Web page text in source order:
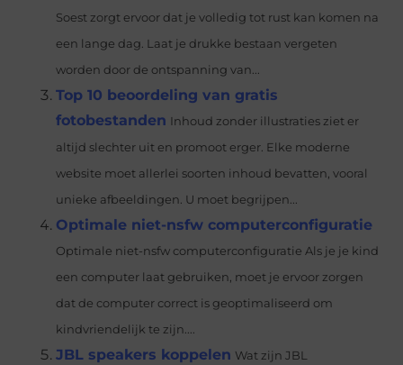
Soest zorgt ervoor dat je volledig tot rust kan komen na
een lange dag. Laat je drukke bestaan vergeten
worden door de ontspanning van...
Top 10 beoordeling van gratis
fotobestanden Inhoud zonder illustraties ziet er
altijd slechter uit en promoot erger. Elke moderne
website moet allerlei soorten inhoud bevatten, vooral
unieke afbeeldingen. U moet begrijpen...
Optimale niet-nsfw computerconfiguratie
Optimale niet-nsfw computerconfiguratie Als je je kind
een computer laat gebruiken, moet je ervoor zorgen
dat de computer correct is geoptimaliseerd om
kindvriendelijk te zijn....
JBL speakers koppelen Wat zijn JBL